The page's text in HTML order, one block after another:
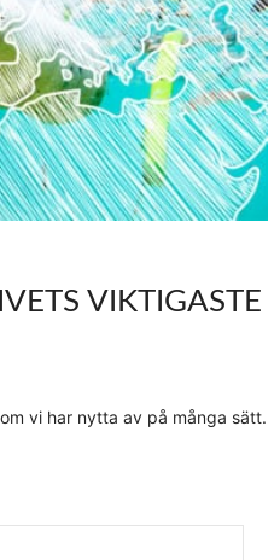
VIKTIGASTE
vi har nytta av på många sätt.